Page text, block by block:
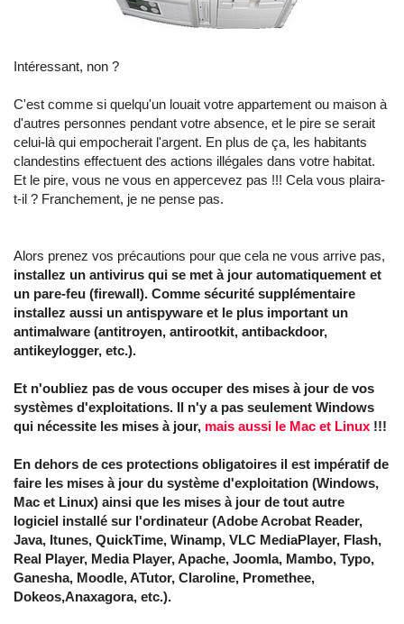
Intéressant, non ?
C'est comme si quelqu'un louait votre appartement ou maison à
d'autres personnes pendant votre absence, et le pire se serait
celui-là qui empocherait l'argent. En plus de ça, les habitants
clandestins effectuent des actions illégales dans votre habitat.
Et le pire, vous ne vous en appercevez pas !!! Cela vous plaira-
t-il ? Franchement, je ne pense pas.
Alors prenez vos précautions pour que cela ne vous arrive pas,
installez un antivirus qui se met à jour automatiquement et
un pare-feu (firewall). Comme sécurité supplémentaire
installez aussi un antispyware et le plus important un
antimalware (antitroyen, antirootkit, antibackdoor,
antikeylogger, etc.).
Et n'oubliez pas de vous occuper des mises à jour de vos
systèmes d'exploitations. Il n'y a pas seulement Windows
qui nécessite les mises à jour, mais aussi le Mac et Linux !!!
En dehors de ces protections obligatoires il est impératif de
faire les mises à jour du système d'exploitation (Windows,
Mac et Linux) ainsi que les mises à jour de tout autre
logiciel installé sur l'ordinateur (Adobe Acrobat Reader,
Java, Itunes, QuickTime, Winamp, VLC MediaPlayer, Flash,
Real Player, Media Player, Apache, Joomla, Mambo, Typo,
Ganesha, Moodle, ATutor, Claroline, Promethee,
Dokeos,Anaxagora, etc.).